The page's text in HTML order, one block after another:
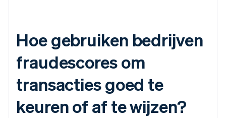
Hoe gebruiken bedrijven
fraudescores om
transacties goed te
keuren of af te wijzen?